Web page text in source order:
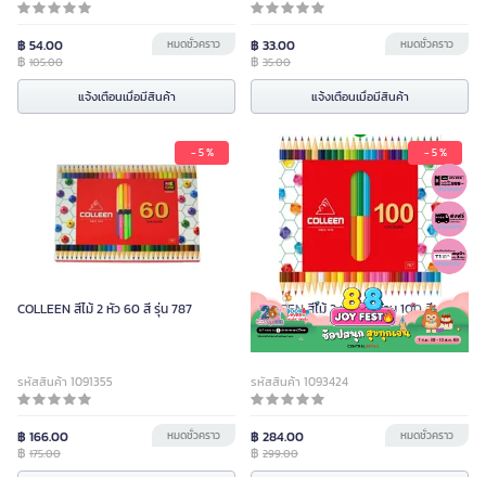
฿ 54.00
฿ 105.00
หมดชั่วคราว
แจ้งเตือนเมื่อมีสินค้า
฿ 33.00
฿ 35.00
หมดชั่วคราว
แจ้งเตือนเมื่อมีสินค้า
- 5 %
COLLEEN สีไม้ 2 หัว 60 สี รุ่น 787
รหัสสินค้า 1091355
฿ 166.00
฿ 175.00
หมดชั่วคราว
- 5 %
COLLEEN สีไม้ 2 หัว 50 ด้าม 100 สี #787
ด้ามเหลี่ยม
รหัสสินค้า 1093424
฿ 284.00
฿ 299.00
หมดชั่วคราว